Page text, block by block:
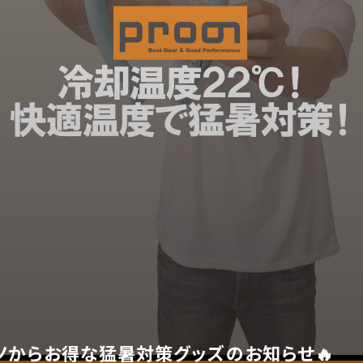
からお得な猛暑対策グッズのお知らせ🔥